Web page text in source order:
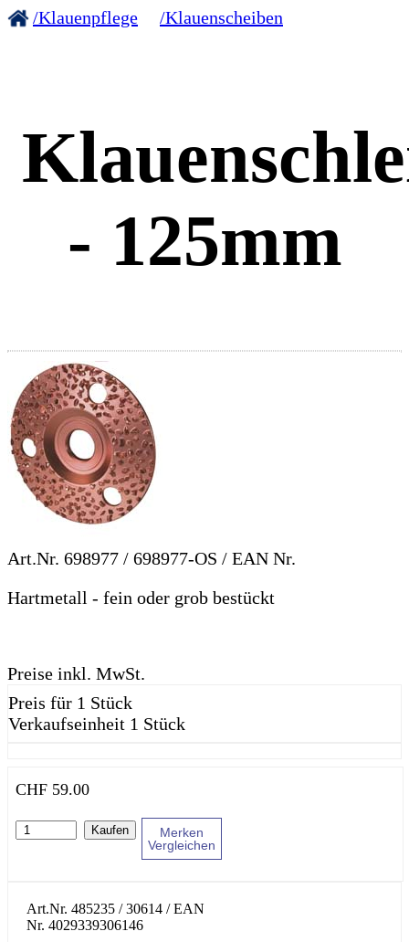
/Klauenpflege /Klauenscheiben
- 125mm
Art.Nr. 698977 / 698977-OS / EAN Nr.
Hartmetall - fein oder grob bestückt
Preise inkl. MwSt.
Preis für 1 Stück
Verkaufseinheit 1 Stück
CHF 59.00
Kaufen
Merken
Vergleichen
Art.Nr. 485235 / 30614 / EAN
Nr. 4029339306146